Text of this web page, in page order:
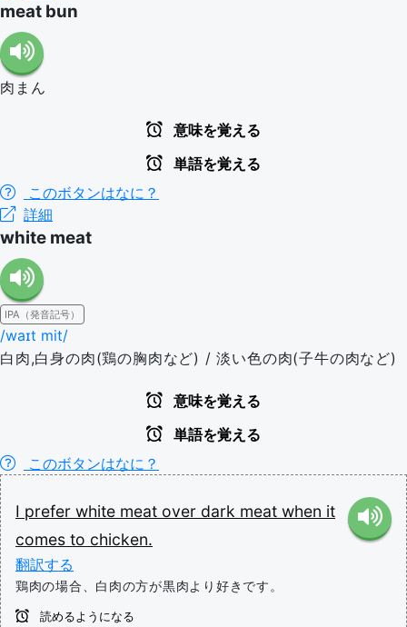
meat bun
肉まん
意味を覚える
単語を覚える
このボタンはなに？
詳細
white meat
IPA（発音記号）
/waɪt mit/
白肉,白身の肉(鶏の胸肉など) / 淡い色の肉(子牛の肉など)
意味を覚える
単語を覚える
このボタンはなに？
I prefer white meat over dark meat when it
comes to chicken.
翻訳する
鶏肉の場合、白肉の方が黒肉より好きです。
読めるようになる